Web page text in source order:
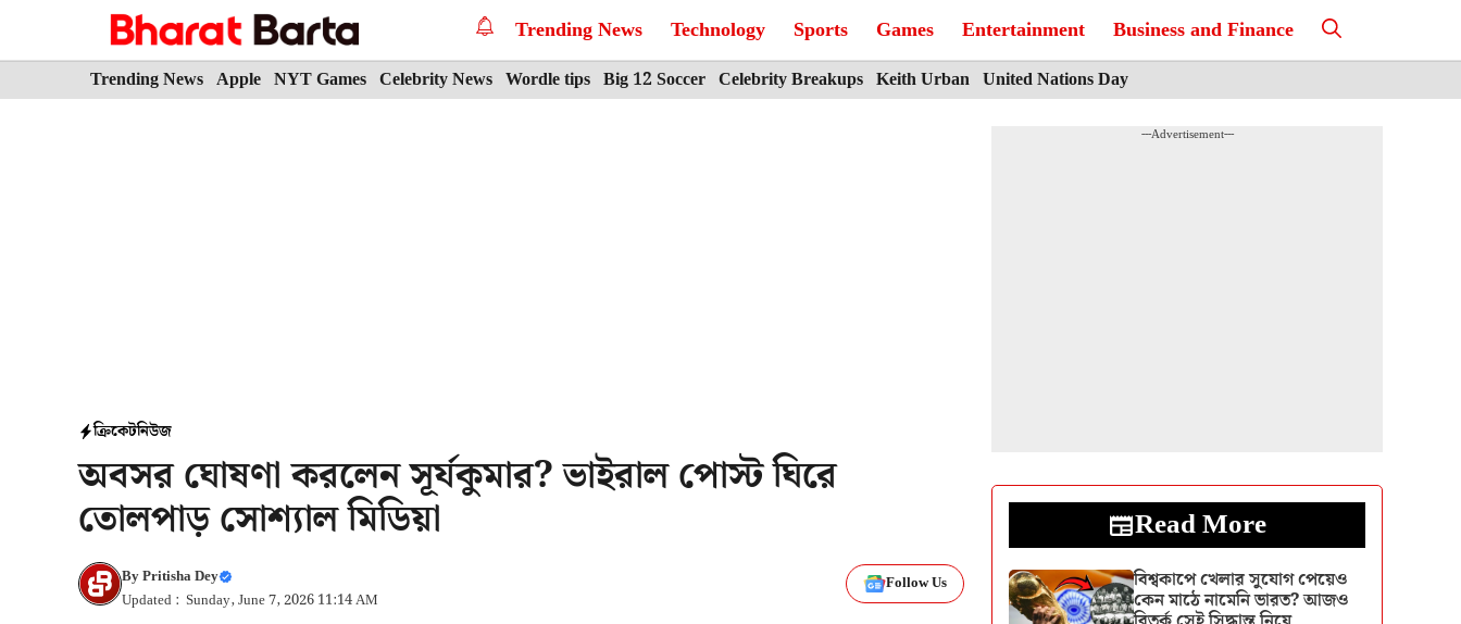
Trending News Technology Sports Games Entertainment Business and Finance
Trending News Apple NYT Games Celebrity News Wordle tips Big 12 Soccer Celebrity Breakups Keith Urban United Nations Day
ক্রিকেটনিউজ
অবসর ঘোষণা করলেন সূর্যকুমার? ভাইরাল পোস্ট ঘিরে
তোলপাড় সোশ্যাল মিডিয়া
ByPritisha Dey
Updated : Sunday, June 7, 2026 11:14 AM
Follow Us
---Advertisement---
Read More
বিশ্বকাপে খেলার সুযোগ পেয়েও
কেন মাঠে নামেনি ভারত? আজও